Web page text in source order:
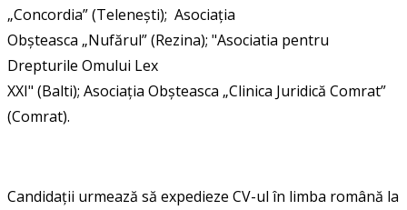
„Concordia” (Telenești); Asociația
Obșteasca „Nufărul” (Rezina); "Asociatia pentru
Drepturile Omului Lex
XXI" (Balti); Asociația Obșteasca „Clinica Juridică Comrat”
(Comrat).
Candidații urmează să expedieze CV-ul în limba română la